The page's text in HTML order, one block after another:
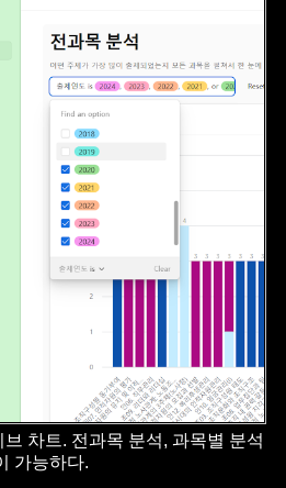
차트. 전과목 분석, 과목별 분석
가능하다.